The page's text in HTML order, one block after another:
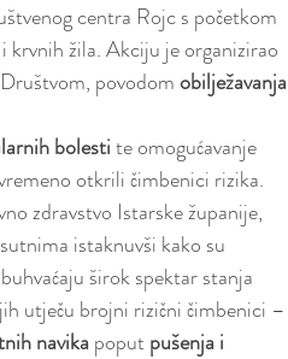
centra Rojc s početkom
krvnih žila. Akciju je organizirao
povodom obilježavanja
bolesti te omogućavanje
otkrili čimbenici rizika.
zdravstvo Istarske županije,
istaknuvši kako su
širok spektar stanja
utječu brojni rizični čimbenici –
navika poput pušenja i